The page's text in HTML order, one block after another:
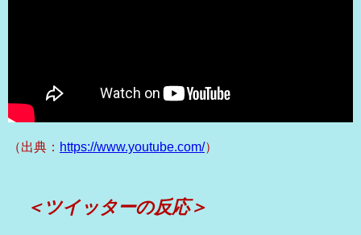
（出典： https://www.youtube.com/）
＜ツイッターの反応＞